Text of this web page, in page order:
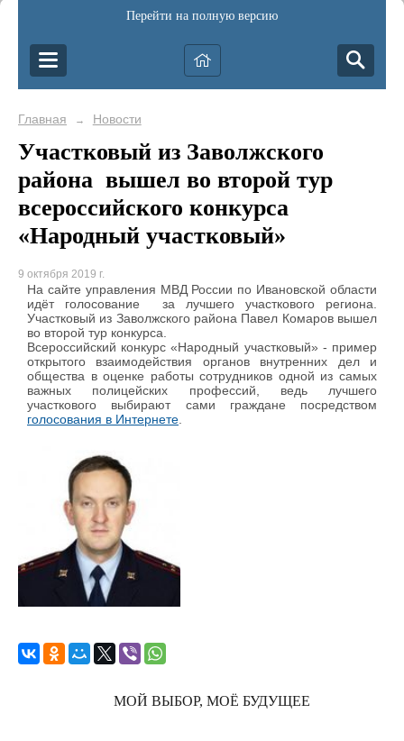
Перейти на полную версию
Главная → Новости
Участковый из Заволжского
района вышел во второй тур
всероссийского конкурса
«Народный участковый»
9 октября 2019 г.
На сайте управления МВД России по Ивановской области
идёт голосование за лучшего участкового региона.
Участковый из Заволжского района Павел Комаров вышел
во второй тур конкурса.
Всероссийский конкурс «Народный участковый» - пример
открытого взаимодействия органов внутренних дел и
общества в оценке работы сотрудников одной из самых
важных полицейских профессий, ведь лучшего
участкового выбирают сами граждане посредством
голосования в Интернете.
МОЙ ВЫБОР, МОЁ БУДУЩЕЕ